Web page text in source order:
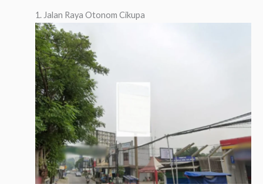
1. Jalan Raya Otonom Cikupa